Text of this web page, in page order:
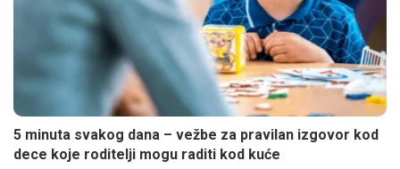
5 minuta svakog dana – vežbe za pravilan izgovor kod
dece koje roditelji mogu raditi kod kuće